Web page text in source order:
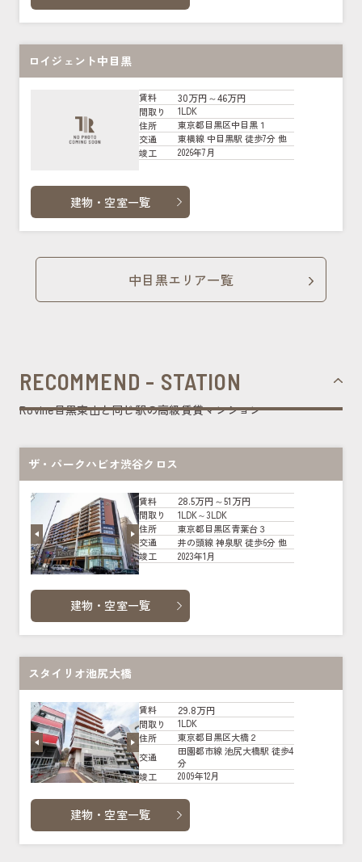
ロイジェント中目黒
賃料 30万円～46万円
間取り
1LDK
住所
東京都目黒区中目黒１
交通
東横線 中目黒駅 徒歩7分 他
竣工
2026年7月
建物・空室一覧
中目黒エリア一覧
RECOMMEND - STATION
Rovine目黒東山と同じ駅の高級賃貸マンション
ザ・パークハビオ渋谷クロス
賃料 28.5万円～51万円
間取り
1LDK～3LDK
住所
東京都目黒区青葉台３
交通
井の頭線 神泉駅 徒歩6分 他
竣工
2023年1月
建物・空室一覧
スタイリオ池尻大橋
賃料 29.8万円
間取り
1LDK
住所
東京都目黒区大橋２
交通
田園都市線 池尻大橋駅 徒歩4
分
竣工
2009年12月
建物・空室一覧